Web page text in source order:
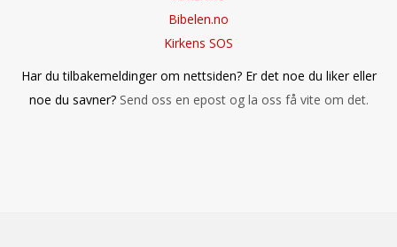
Bibelen.no
Kirkens SOS
Har du tilbakemeldinger om nettsiden? Er det noe du liker eller
noe du savner? Send oss en epost og la oss få vite om det.